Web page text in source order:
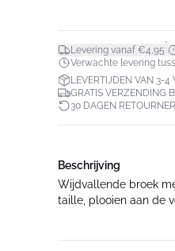
Levering vanaf €4,95*
Verwachte levering
LEVERTIJDEN VAN 3-4
GRATIS VERZENDING
30 DAGEN
Beschrijving
Wijdvallende broek
taille, plooien aan de